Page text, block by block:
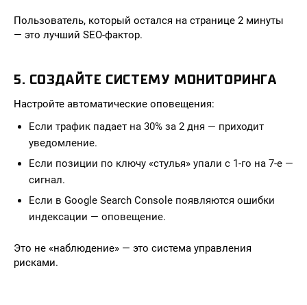
Пользователь, который остался на странице 2 минуты
— это лучший SEO-фактор.
5. СОЗДАЙТЕ СИСТЕМУ МОНИТОРИНГА
Настройте автоматические оповещения:
Если трафик падает на 30% за 2 дня — приходит
уведомление.
Если позиции по ключу «стулья» упали с 1-го на 7-е —
сигнал.
Если в Google Search Console появляются ошибки
индексации — оповещение.
Это не «наблюдение» — это система управления
рисками.